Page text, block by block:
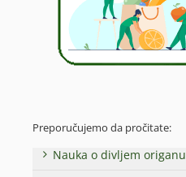
Preporučujemo da pročitate:
Nauka o divljem origanu